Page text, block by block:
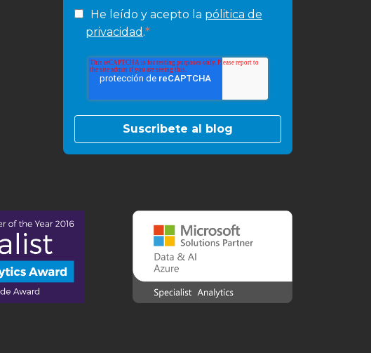
He leído y acepto la pólitica de
privacidad .*